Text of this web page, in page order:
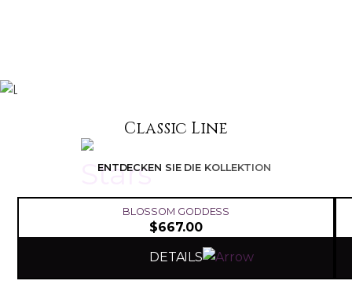
Classic Line
ENTDECKEN SIE DIE KOLLEKTION
BLOSSOM GODDESS
$667.00
DETAILS